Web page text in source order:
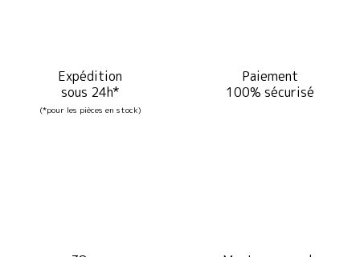
Expédition
sous 24h*
(*pour les pièces en stock)
Paiement
100% sécurisé